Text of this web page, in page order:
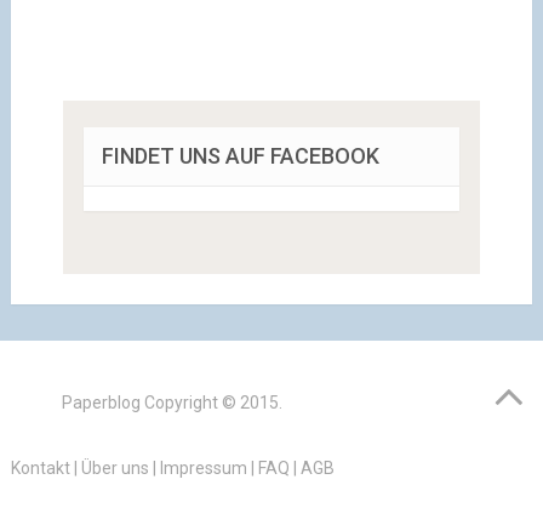
FINDET UNS AUF FACEBOOK
Paperblog Copyright © 2015.
Kontakt| Über uns Impressum FAQ AGB